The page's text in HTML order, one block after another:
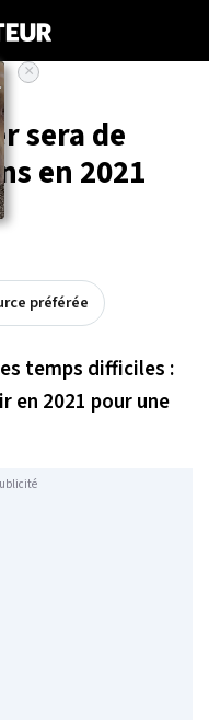
sera de
en 2021
préférée
temps difficiles :
en 2021 pour une
×